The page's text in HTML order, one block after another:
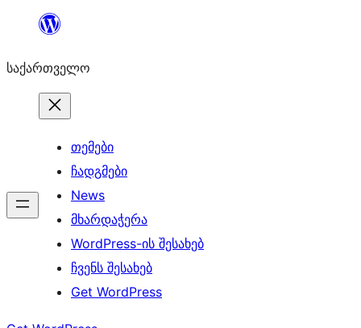
შიგთავსზე
საქართველო
თემები
ჩადგმები
News
მხარდაჭერა
WordPress-ის შესახებ
ჩვენს შესახებ
Get WordPress